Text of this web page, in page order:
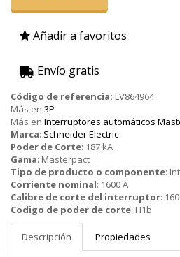
Añadir a favoritos
Envío gratis
Código de referencia: LV864964
Más en 3P
Más en Interruptores automáticos
Marca: Schneider Electric
Poder de Corte: 187 kA
Gama: Masterpact
Tipo de producto o componente:
Corriente nominal: 1600 A
Calibre de corte del interruptor:
Codigo de poder de corte: H1b
Descripción Propiedades